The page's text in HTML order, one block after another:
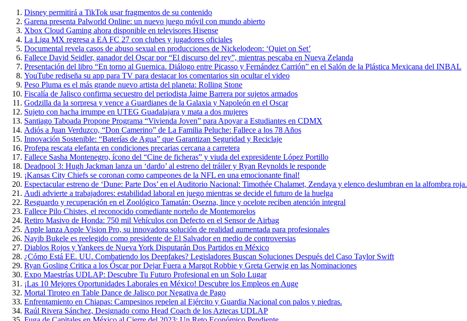
Disney permitirá a TikTok usar fragmentos de su contenido
Garena presenta Palworld Online: un nuevo juego móvil con mundo abierto
Xbox Cloud Gaming ahora disponible en televisores Hisense
La Liga MX regresa a EA FC 27 con clubes y jugadores oficiales
Documental revela casos de abuso sexual en producciones de Nickelodeon: ‘Quiet on Set’
Fallece David Seidler, ganador del Oscar por “El discurso del rey”, mientras pescaba en Nueva Zelanda
Presentación del libro “En torno al Guernica. Diálogo entre Picasso y Fernández Carrión” en el Salón de la Plástica Mexicana del INBAL
YouTube rediseña su app para TV para destacar los comentarios sin ocultar el video
Peso Pluma es el más grande nuevo artista del planeta: Rolling Stone
Fiscalía de Jalisco confirma secuestro del periodista Jaime Barrera por sujetos armados
Godzilla da la sorpresa y vence a Guardianes de la Galaxia y Napoleón en el Oscar
Sujeto con hacha irrumpe en UTEG Guadalajara y mata a dos mujeres
Santiago Taboada Propone Programa “Vivienda Joven” para Apoyar a Estudiantes en CDMX
Adiós a Juan Verduzco, “Don Camerino” de La Familia Peluche: Fallece a los 78 Años
Innovación Sostenible: “Baterías de Agua” que Garantizan Seguridad y Reciclaje
Profepa rescata elefanta en condiciones precarias cercana a carretera
Fallece Sasha Montenegro, ícono del “Cine de ficheras” y viuda del expresidente López Portillo
Deadpool 3: Hugh Jackman lanza un ‘dardo’ al estreno del tráiler y Ryan Reynolds le responde
¡Kansas City Chiefs se coronan como campeones de la NFL en una emocionante final!
Espectacular estreno de ‘Dune: Parte Dos’ en el Auditorio Nacional: Timothée Chalamet, Zendaya y elenco deslumbran en la alfombra roja.
Audi advierte a trabajadores: estabilidad laboral en juego mientras se decide el futuro de la huelga
Resguardo y recuperación en el Zoológico Tamatán: Osezna, lince y ocelote reciben atención integral
Fallece Pilo Chistes, el reconocido comediante norteño de Montemorelos
Retiro Masivo de Honda: 750 mil Vehículos con Defecto en el Sensor de Airbag
Apple lanza Apple Vision Pro, su innovadora solución de realidad aumentada para profesionales
Nayib Bukele es reelegido como presidente de El Salvador en medio de controversias
Diablos Rojos y Yankees de Nueva York Disputarán Dos Partidos en México
¿Cómo Está EE. UU. Combatiendo los Deepfakes? Legisladores Buscan Soluciones Después del Caso Taylor Swift
Ryan Gosling Critica a los Óscar por Dejar Fuera a Margot Robbie y Greta Gerwig en las Nominaciones
Expo Maestrías UDLAP: Descubre Tu Futuro Profesional en un Solo Lugar
¡Las 10 Mejores Oportunidades Laborales en México! Descubre los Empleos en Auge
Mortal Tiroteo en Table Dance de Jalisco por Negativa de Pago
Enfrentamiento en Chiapas: Campesinos repelen al Ejército y Guardia Nacional con palos y piedras.
Raúl Rivera Sánchez, Designado como Head Coach de los Aztecas UDLAP